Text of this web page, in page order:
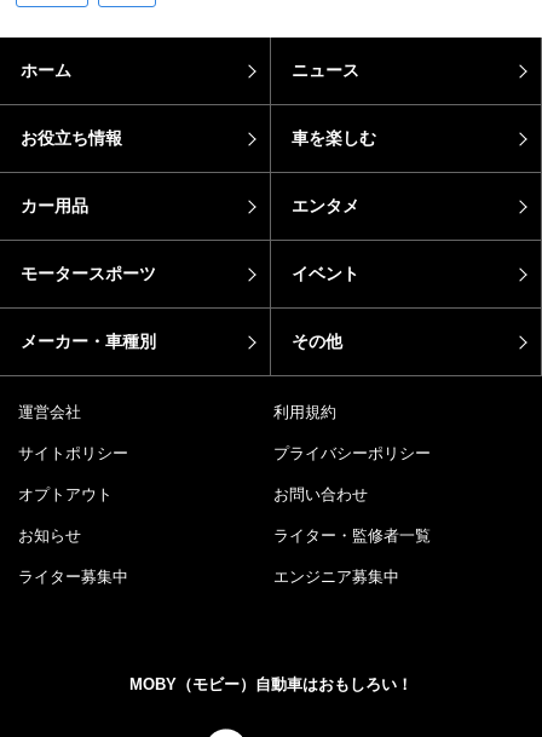
ホーム ニュース
お役立ち情報 車を楽しむ
カー用品 エンタメ
モータースポーツ イベント
メーカー・車種別 その他
運営会社 利用規約
サイトポリシー プライバシーポリシー
オプトアウト お問い合わせ
お知らせ ライター・監修者一覧
ライター募集中 エンジニア募集中
MOBY（モビー）自動車はおもしろい！